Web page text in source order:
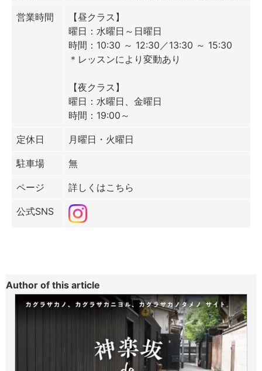
営業時間
【昼クラス】
曜日：水曜日～日曜日
時間：10:30 ～ 12:30／13:30 ～ 15:30
＊レッスンにより変動あり
【夜クラス】
曜日：水曜日、金曜日
時間：19:00～
定休日 月曜日・火曜日
駐車場 無
ページ 詳しくはこちら
公式SNS
Author of this article